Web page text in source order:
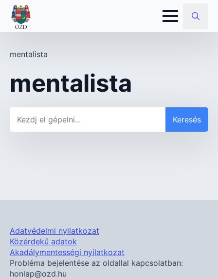
Search
mentalista
mentalista
Keresés
Adatvédelmi nyilatkozat
Közérdekű adatok
Akadálymentességi nyilatkozat
Probléma bejelentése az oldallal kapcsolatban:
honlap@ozd.hu